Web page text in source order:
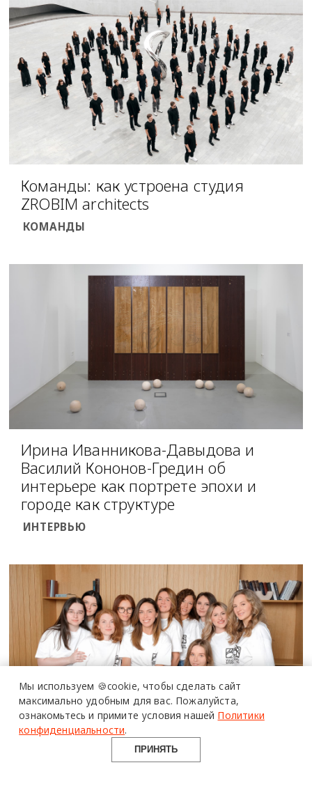
Команды: как устроена студия
ZROBIM architects
КОМАНДЫ
Ирина Иванникова-Давыдова и
Василий Кононов-Гредин об
интерьере как портрете эпохи и
городе как структуре
ИНТЕРВЬЮ
Команды: как устроена Yuloo Studio
Мы используем 🍪cookie, чтобы сделать сайт
максимально удобным для вас. Пожалуйста,
ознакомьтесь и примите условия нашей Политики
конфиденциальности.
ПРИНЯТЬ